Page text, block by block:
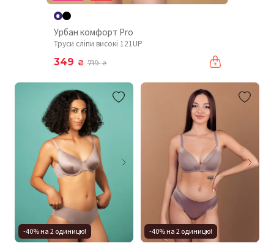
Урбан комфорт Pro
Труси сліпи високі 121UP
349 ₴ 719₴
-40% на 2 одиницю! -40% на 2 одиницю!